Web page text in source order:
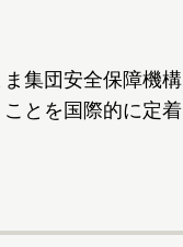
集団安全保障機構
とを国際的に定着